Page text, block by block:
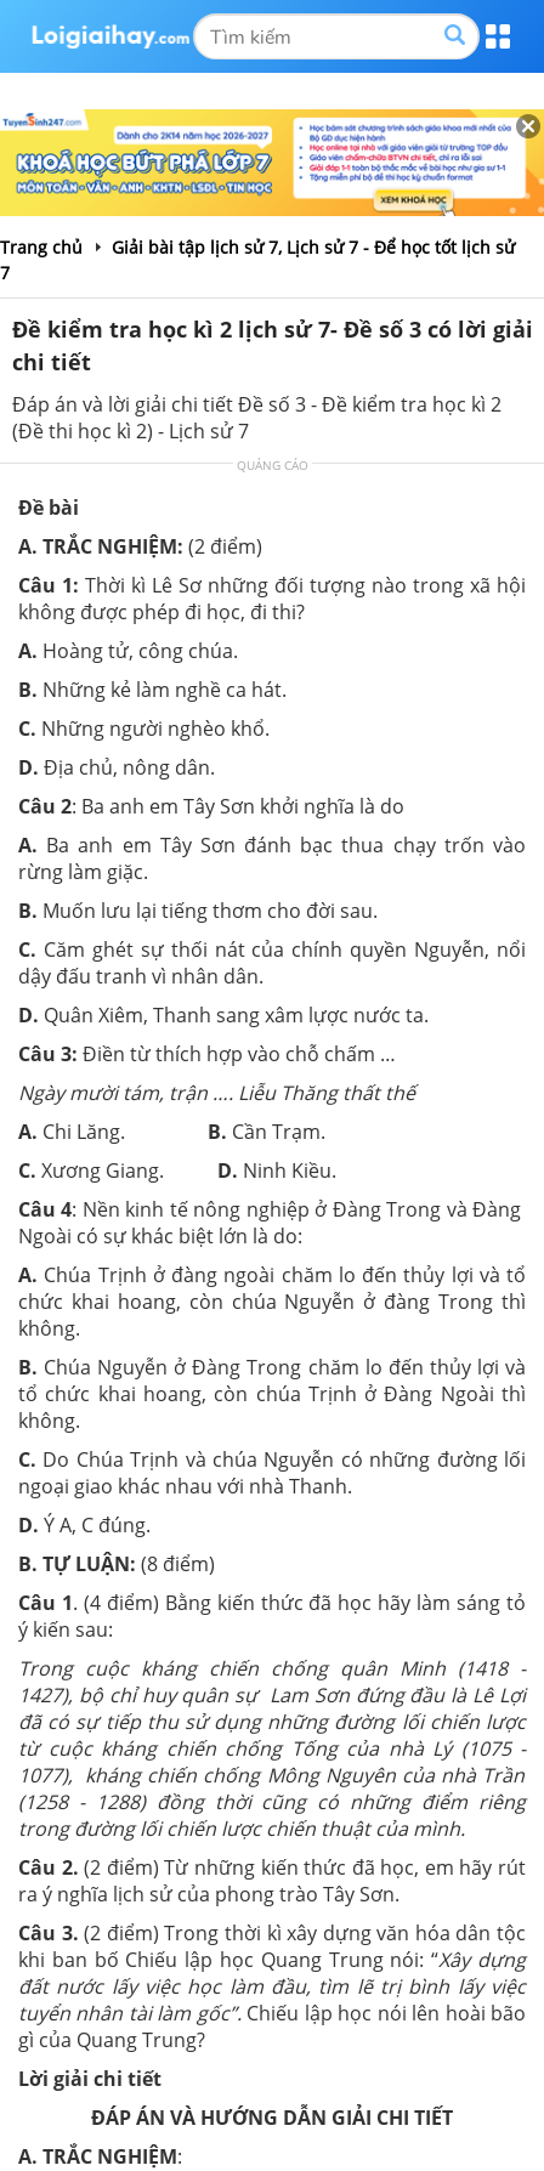
Trang chủ
Giải bài tập lịch sử 7, Lịch sử 7 - Để học tốt lịch sử
7
Đề kiểm tra học kì 2 lịch sử 7- Đề số 3 có lời giải
chi tiết
Đáp án và lời giải chi tiết Đề số 3 - Đề kiểm tra học kì 2
(Đề thi học kì 2) - Lịch sử 7
QUẢNG CÁO
Đề bài
A. TRẮC NGHIỆM: (2 điểm)
Câu 1: Thời kì Lê Sơ những đối tượng nào trong xã hội
không được phép đi học, đi thi?
A. Hoàng tử, công chúa.
B. Những kẻ làm nghề ca hát.
C. Những người nghèo khổ.
D. Địa chủ, nông dân.
Câu 2: Ba anh em Tây Sơn khởi nghĩa là do
A. Ba anh em Tây Sơn đánh bạc thua chạy trốn vào
rừng làm giặc.
B. Muốn lưu lại tiếng thơm cho đời sau.
C. Căm ghét sự thối nát của chính quyền Nguyễn, nổi
dậy đấu tranh vì nhân dân.
D. Quân Xiêm, Thanh sang xâm lựợc nước ta.
Câu 3: Điền từ thích hợp vào chỗ chấm …
Ngày mười tám, trận …. Liễu Thăng thất thế
A. Chi Lăng. B. Cần Trạm.
C. Xương Giang. D. Ninh Kiều.
Câu 4: Nền kinh tế nông nghiệp ở Đàng Trong và Đàng
Ngoài có sự khác biệt lớn là do:
A. Chúa Trịnh ở đàng ngoài chăm lo đến thủy lợi và tổ
chức khai hoang, còn chúa Nguyễn ở đàng Trong thì
không.
B. Chúa Nguyễn ở Đàng Trong chăm lo đến thủy lợi và
tổ chức khai hoang, còn chúa Trịnh ở Đàng Ngoài thì
không.
C. Do Chúa Trịnh và chúa Nguyễn có những đường lối
ngoại giao khác nhau với nhà Thanh.
D. Ý A, C đúng.
B. TỰ LUẬN: (8 điểm)
Câu 1. (4 điểm) Bằng kiến thức đã học hãy làm sáng tỏ
ý kiến sau:
Trong cuộc kháng chiến chống quân Minh (1418-
1427), bộ chỉ huy quân sự Lam Sơn đứng đầu là Lê Lợi
đã có sự tiếp thu sử dụng những đường lối chiến lược
từ cuộc kháng chiến chống Tống của nhà Lý (1075-
1077), kháng chiến chống Mông Nguyên của nhà Trần
(1258 - 1288) đồng thời cũng có những điểm riêng
trong đường lối chiến lược chiến thuật của mình.
Câu 2.(2 điểm) Từ những kiến thức đã học, em hãy rút
ra ý nghĩa lịch sử của phong trào Tây Sơn.
Câu 3.(2 điểm) Trong thời kì xây dựng văn hóa dân tộc
khi ban bố Chiếu lập học Quang Trung nói: “Xây dựng
đất nước lấy việc học làm đầu, tìm lẽ trị bình lấy việc
tuyển nhân tài làm gốc”.Chiếu lập học nói lên hoài bão
gì của Quang Trung?
Lời giải chi tiết
ĐÁP ÁN VÀ HƯỚNG DẪN GIẢI CHI TIẾT
A. TRẮC NGHIỆM: